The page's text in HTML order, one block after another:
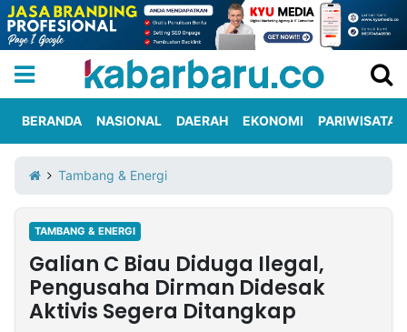
Iklan
Berita
Kami
Nasional
International
Olahraga
Entertainment
Daerah
Pariwisata
Kuliner
Kolom
BERANDA NASIONAL DAERAH EKONOMI PARIWISATA
Tambang & Energi
TAMBANG & ENERGI
Galian C Biau Diduga Ilegal,
Pengusaha Dirman Didesak
Aktivis Segera Ditangkap